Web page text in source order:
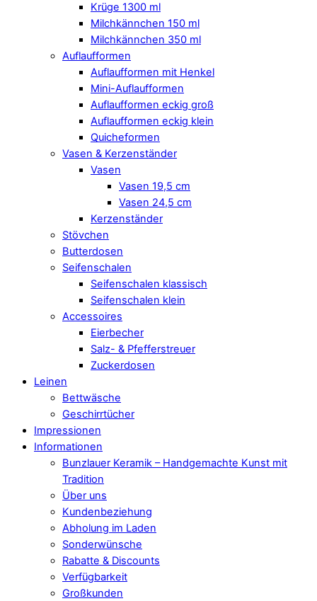
Krüge 1300 ml
Milchkännchen 150 ml
Milchkännchen 350 ml
Auflaufformen
Auflaufformen mit Henkel
Mini-Auflaufformen
Auflaufformen eckig groß
Auflaufformen eckig klein
Quicheformen
Vasen & Kerzenständer
Vasen
Vasen 19,5 cm
Vasen 24,5 cm
Kerzenständer
Stövchen
Butterdosen
Seifenschalen
Seifenschalen klassisch
Seifenschalen klein
Accessoires
Eierbecher
Salz- & Pfefferstreuer
Zuckerdosen
Leinen
Bettwäsche
Geschirrtücher
Impressionen
Informationen
Bunzlauer Keramik – Handgemachte Kunst mit
Tradition
Über uns
Kundenbeziehung
Abholung im Laden
Sonderwünsche
Rabatte & Discounts
Verfügbarkeit
Großkunden